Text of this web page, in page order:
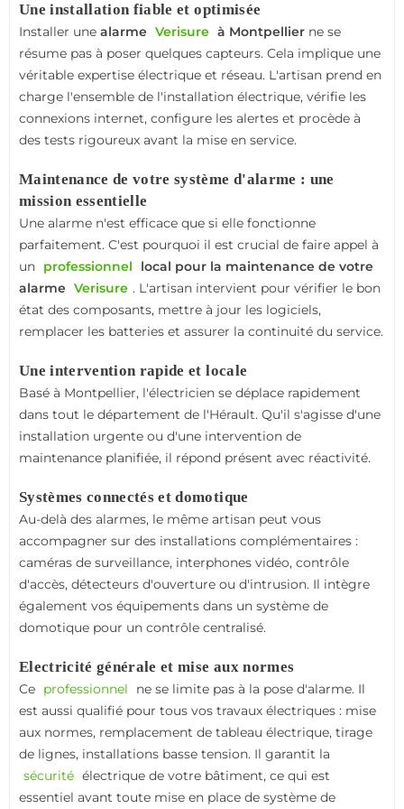
Une installation fiable et optimisée
Installer une alarme Verisure à Montpellier ne se
résume pas à poser quelques capteurs. Cela implique une
véritable expertise électrique et réseau. L'artisan prend en
charge l'ensemble de l'installation électrique, vérifie les
connexions internet, configure les alertes et procède à
des tests rigoureux avant la mise en service.
Maintenance de votre système d'alarme : une
mission essentielle
Une alarme n'est efficace que si elle fonctionne
parfaitement. C'est pourquoi il est crucial de faire appel à
un professionnel
local pour la maintenance de votre
alarme Verisure . L'artisan intervient pour vérifier le bon
état des composants, mettre à jour les logiciels,
remplacer les batteries et assurer la continuité du service.
Une intervention rapide et locale
Basé à Montpellier, l'électricien se déplace rapidement
dans tout le département de l'Hérault. Qu'il s'agisse d'une
installation urgente ou d'une intervention de
maintenance planifiée, il répond présent avec réactivité.
Systèmes connectés et domotique
Au-delà des alarmes, le même artisan peut vous
accompagner sur des installations complémentaires :
caméras de surveillance, interphones vidéo, contrôle
d'accès, détecteurs d'ouverture ou d'intrusion. Il intègre
également vos équipements dans un système de
domotique pour un contrôle centralisé.
Electricité générale et mise aux normes
Ce professionnel
ne se limite pas à la pose d'alarme. Il
est aussi qualifié pour tous vos travaux électriques : mise
aux normes, remplacement de tableau électrique, tirage
de lignes, installations basse tension. Il garantit la
sécurité électrique de votre bâtiment, ce qui est
essentiel avant toute mise en place de système de